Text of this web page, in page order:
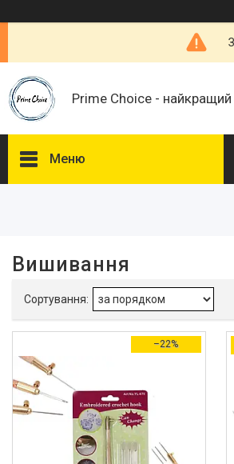
Prime Choice - найкращий
Меню
Так 5
Каталог
Про нас
Доставка і Оплата
Вишивання
–22%